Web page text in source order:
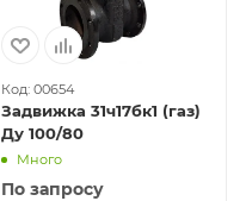
Код: 00654
Задвижка 31ч17бк1 (газ)
Ду 100/80
Много
По запросу